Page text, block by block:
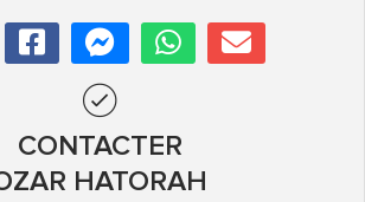
CONTACTER
HATORAH